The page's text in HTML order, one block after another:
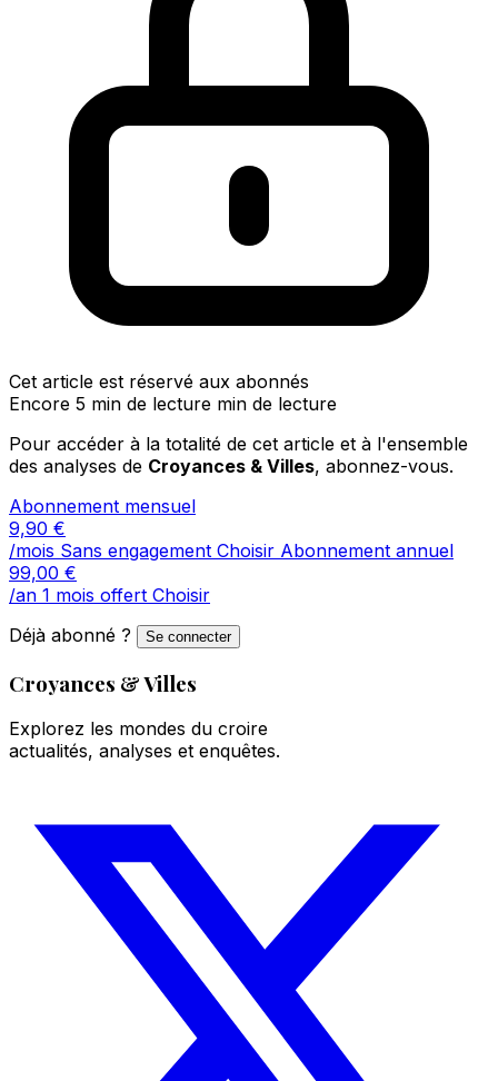
Cet article est réservé aux abonnés
Encore 5 min de lecture min de lecture
Pour accéder à la totalité de cet article et à l'ensemble
des analyses de Croyances & Villes, abonnez-vous.
Abonnement mensuel
9,90 €
/mois Sans engagement Choisir Abonnement annuel
99,00 €
/an 1 mois offert Choisir
Déjà abonné ?
Se connecter
Croyances & Villes
Explorez les mondes du croire
actualités, analyses et enquêtes.